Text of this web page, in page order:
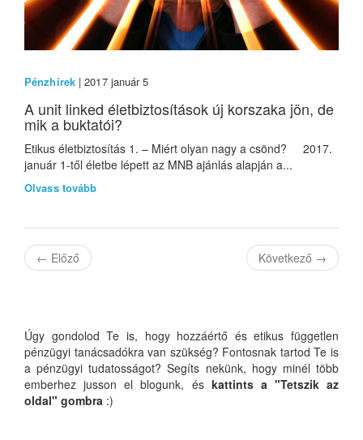
Pénzhírek| 2017 január 5
A unit linked életbiztosítások új korszaka jön, de
mik a buktatói?
Etikus életbiztosítás 1. – Miért olyan nagy a csönd? 2017.
január 1-től életbe lépett az MNB ajánlás alapján a...
Olvass tovább
← Előző Következő →
Úgy gondolod Te is, hogy hozzáértő és etikus független
pénzügyi tanácsadókra van szükség? Fontosnak tartod Te is
a pénzügyi tudatosságot? Segíts nekünk, hogy minél több
emberhez jusson el blogunk, és kattints a "Tetszik az
oldal" gombra :)